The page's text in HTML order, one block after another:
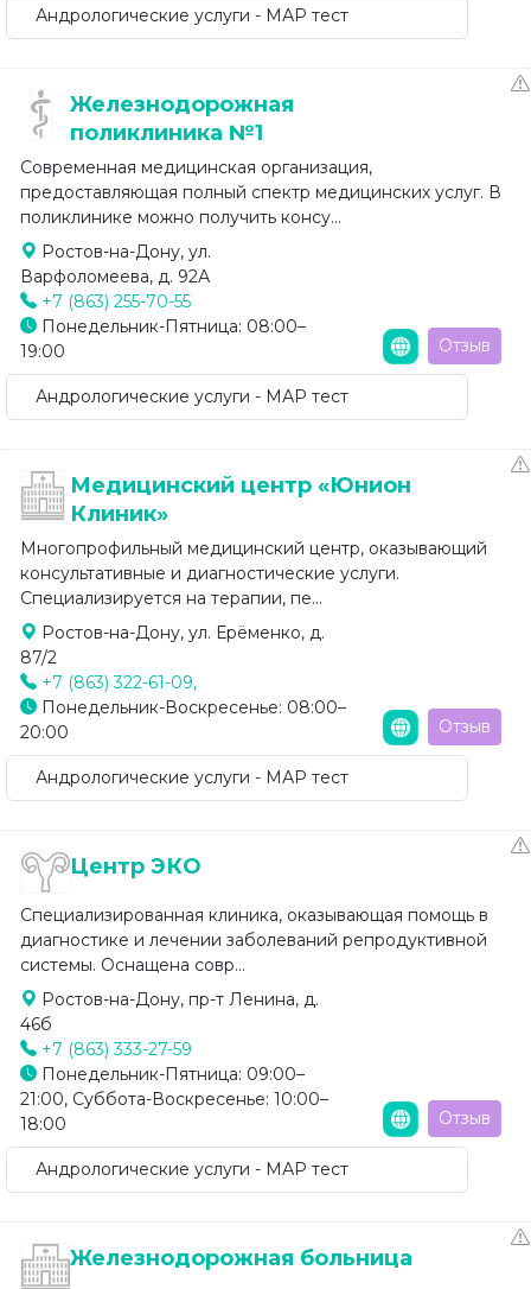
Андрологические услуги - МАР тест
Железнодорожная
поликлиника №1
Современная медицинская организация,
предоставляющая полный спектр медицинских услуг. В
поликлинике можно получить консу...
Ростов-на-Дону, ул.
Варфоломеева, д. 92А
+7 (863) 255-70-55
Понедельник-Пятница: 08:00–
19:00
Отзыв
Андрологические услуги - МАР тест
Медицинский центр «Юнион
Клиник»
Многопрофильный медицинский центр, оказывающий
консультативные и диагностические услуги.
Специализируется на терапии, пе...
Ростов-на-Дону, ул. Ерёменко, д.
87/2
+7 (863) 322-61-09,
Понедельник-Воскресенье: 08:00–
20:00
Отзыв
Андрологические услуги - МАР тест
Центр ЭКО
Специализированная клиника, оказывающая помощь в
диагностике и лечении заболеваний репродуктивной
системы. Оснащена совр...
Ростов-на-Дону, пр-т Ленина, д.
46б
+7 (863) 333-27-59
Понедельник-Пятница: 09:00–
21:00, Суббота-Воскресенье: 10:00–
18:00
Отзыв
Андрологические услуги - МАР тест
Железнодорожная больница